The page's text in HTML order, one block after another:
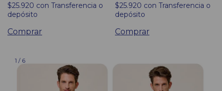
$25.920 con Transferencia o
depósito
Comprar
$25.920 con Transferencia o
depósito
Comprar
1 / 6